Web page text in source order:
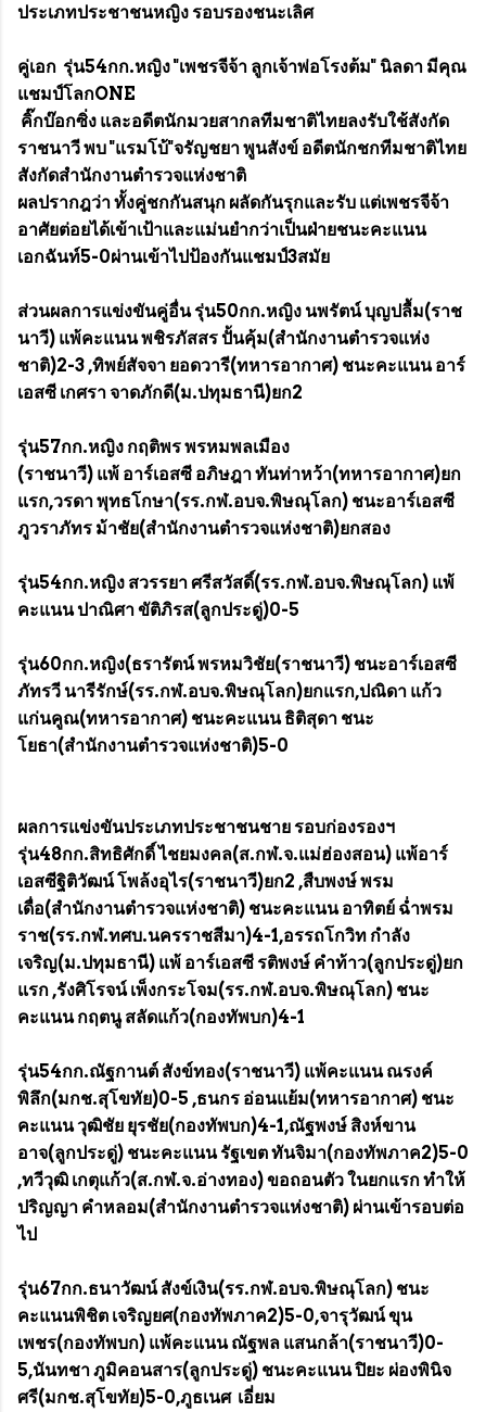
ประเภทประชาชนหญิง รอบรองชนะเลิศ
คู่เอก รุ่น54กก.หญิง "เพชรจีจ้า ลูกเจ้าพ่อโรงต้ม" นิลดา มีคุณ
แชมป์โลกONE
คิ๊กบ๊อกซิ่ง และอดีตนักมวยสากลทีมชาติไทยลงรับใช้สังกัด
ราชนาวี พบ "แรมโบ้"จรัญชยา พูนสังข์ อดีตนักชกทีมชาติไทย
สังกัดสำนักงานตำรวจแห่งชาติ
ผลปรากฎว่า ทั้งคู่ชกกันสนุก ผลัดกันรุกและรับ แต่เพชรจีจ้า
อาศัยต่อยได้เข้าเป้าและแม่นยำกว่าเป็นฝ่ายชนะคะแนน
เอกฉันท์5-0ผ่านเข้าไปป้องกันแชมป์3สมัย
ส่วนผลการแข่งขันคู่อื่น รุ่น50กก.หญิง นพรัตน์ บุญปลื้ม(ราช
นาวี) แพ้คะแนน พชิรภัสสร ปั้นคุ้ม(สำนักงานตำรวจแห่ง
ชาติ)2-3 ,ทิพย์สัจจา ยอดวารี(ทหารอากาศ) ชนะคะแนน อาร์
เอสซี เกศรา จาดภักดี(ม.ปทุมธานี)ยก2
รุ่น57กก.หญิง กฤติพร พรหมพลเมือง
(ราชนาวี) แพ้ อาร์เอสซี อภิษฎา ทันท่าหว้า(ทหารอากาศ)ยก
แรก,วรดา พุทธโกษา(รร.กฬ.อบจ.พิษณุโลก) ชนะอาร์เอสซี
ภูวราภัทร ม้าชัย(สำนักงานตำรวจแห่งชาติ)ยกสอง
รุ่น54กก.หญิง สวรรยา ศรีสวัสดิ์(รร.กฬ.อบจ.พิษณุโลก) แพ้
คะแนน ปาณิศา ขัติภิรส(ลูกประดู่)0-5
รุ่น60กก.หญิง(ธรารัตน์ พรหมวิชัย(ราชนาวี) ชนะอาร์เอสซี
ภัทรวี นารีรักษ์(รร.กฬ.อบจ.พิษณุโลก)ยกแรก,ปณิดา แก้ว
แก่นคูณ(ทหารอากาศ) ชนะคะแนน ธิติสุดา ชนะ
โยธา(สำนักงานตำรวจแห่งชาติ)5-0
ผลการแข่งขันประเภทประชาชนชาย รอบก่องรองฯ
รุ่น48กก.สิทธิศักดิ์ ไชยมงคล(ส.กฬ.จ.แม่ฮ่องสอน) แพ้อาร์
เอสซีฐิติวัฒน์ โพล้งอุไร(ราชนาวี)ยก2 ,สืบพงษ์ พรม
เดื่อ(สำนักงานตำรวจแห่งชาติ) ชนะคะแนน อาทิตย์ ฉ่ำพรม
ราช(รร.กฬ.ทศบ.นครราชสีมา)4-1,อรรถโกวิท กำลัง
เจริญ(ม.ปทุมธานี) แพ้ อาร์เอสซี รติพงษ์ คำท้าว(ลูกประดู่)ยก
แรก ,รังศิโรจน์ เพ็งกระโจม(รร.กฬ.อบจ.พิษณุโลก) ชนะ
คะแนน กฤตนู สลัดแก้ว(กองทัพบก)4-1
รุ่น54กก.ณัฐกานต์ สังข์ทอง(ราชนาวี) แพ้คะแนน ณรงค์
พิลึก(มกช.สุโขทัย)0-5 ,ธนกร อ่อนแย้ม(ทหารอากาศ) ชนะ
คะแนน วุฒิชัย ยุรชัย(กองทัพบก)4-1,ณัฐพงษ์ สิงห์ขาน
อาจ(ลูกประดู่) ชนะคะแนน รัฐเขต ทันจิมา(กองทัพภาค2)5-0
,ทวีวุฒิ เกตุแก้ว(ส.กฬ.จ.อ่างทอง) ขอถอนตัว ในยกแรก ทำให้
ปริญญา คำหลอม(สำนักงานตำรวจแห่งชาติ) ผ่านเข้ารอบต่อ
ไป
รุ่น67กก.ธนาวัฒน์ สังข์เงิน(รร.กฬ.อบจ.พิษณุโลก) ชนะ
คะแนนพิชิต เจริญยศ(กองทัพภาค2)5-0,จารุวัฒน์ ขุน
เพชร(กองทัพบก) แพ้คะแนน ณัฐพล แสนกล้า(ราชนาวี)0-
5,นันทชา ภูมิคอนสาร(ลูกประดู่) ชนะคะแนน ปิยะ ผ่องพินิจ
ศรี(มกช.สุโขทัย)5-0,ภูธเนศ เอี่ยม